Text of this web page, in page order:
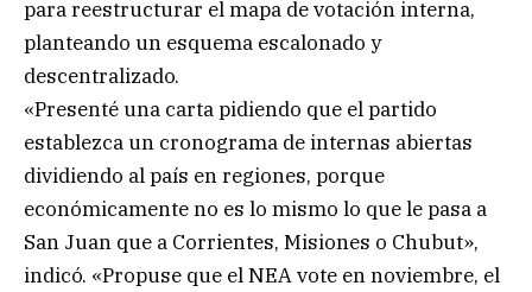
para reestructurar el mapa de votación interna,
planteando un esquema escalonado y
descentralizado.
«Presenté una carta pidiendo que el partido
establezca un cronograma de internas abiertas
dividiendo al país en regiones, porque
económicamente no es lo mismo lo que le pasa a
San Juan que a Corrientes, Misiones o Chubut»,
indicó. «Propuse que el NEA vote en noviembre, el